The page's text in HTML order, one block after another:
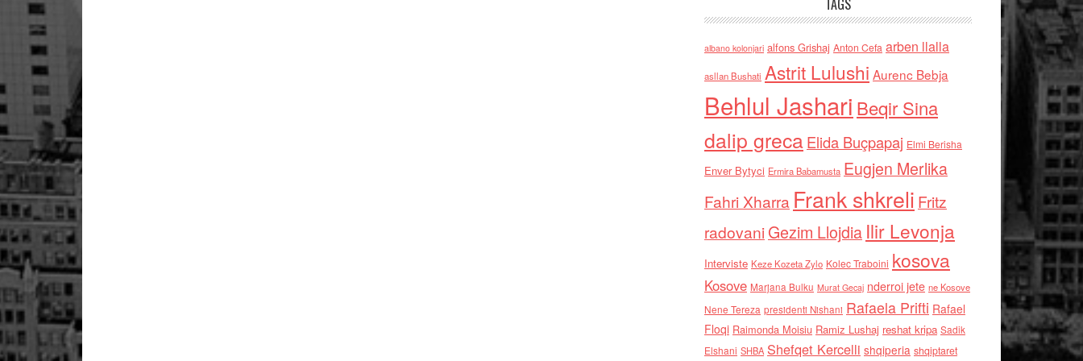
TAGS
albano kolonjari alfons Grishaj Anton Cefa arben llalla
asllan Bushati Astrit Lulushi Aurenc Bebja
Behlul Jashari Beqir Sina
dalip grecaElida Buçpapaj Elmi Berisha
Enver Bytyci Ermira Babamusta Eugjen Merlika
Fahri Xharra Frank shkreli Fritz
radovaniGezim Llojdia Ilir Levonja
Interviste Keze Kozeta Zylo Kolec Traboini kosova
Kosove Marjana Bulku Murat Gecaj nderroi jete ne Kosove
Nene Tereza presidenti Nishani Rafaela Prifti Rafael
Floqi Raimonda Moisiu Ramiz Lushaj reshat kripa Sadik
Elshani SHBA Shefqet Kercelli shqiperia shqiptaret